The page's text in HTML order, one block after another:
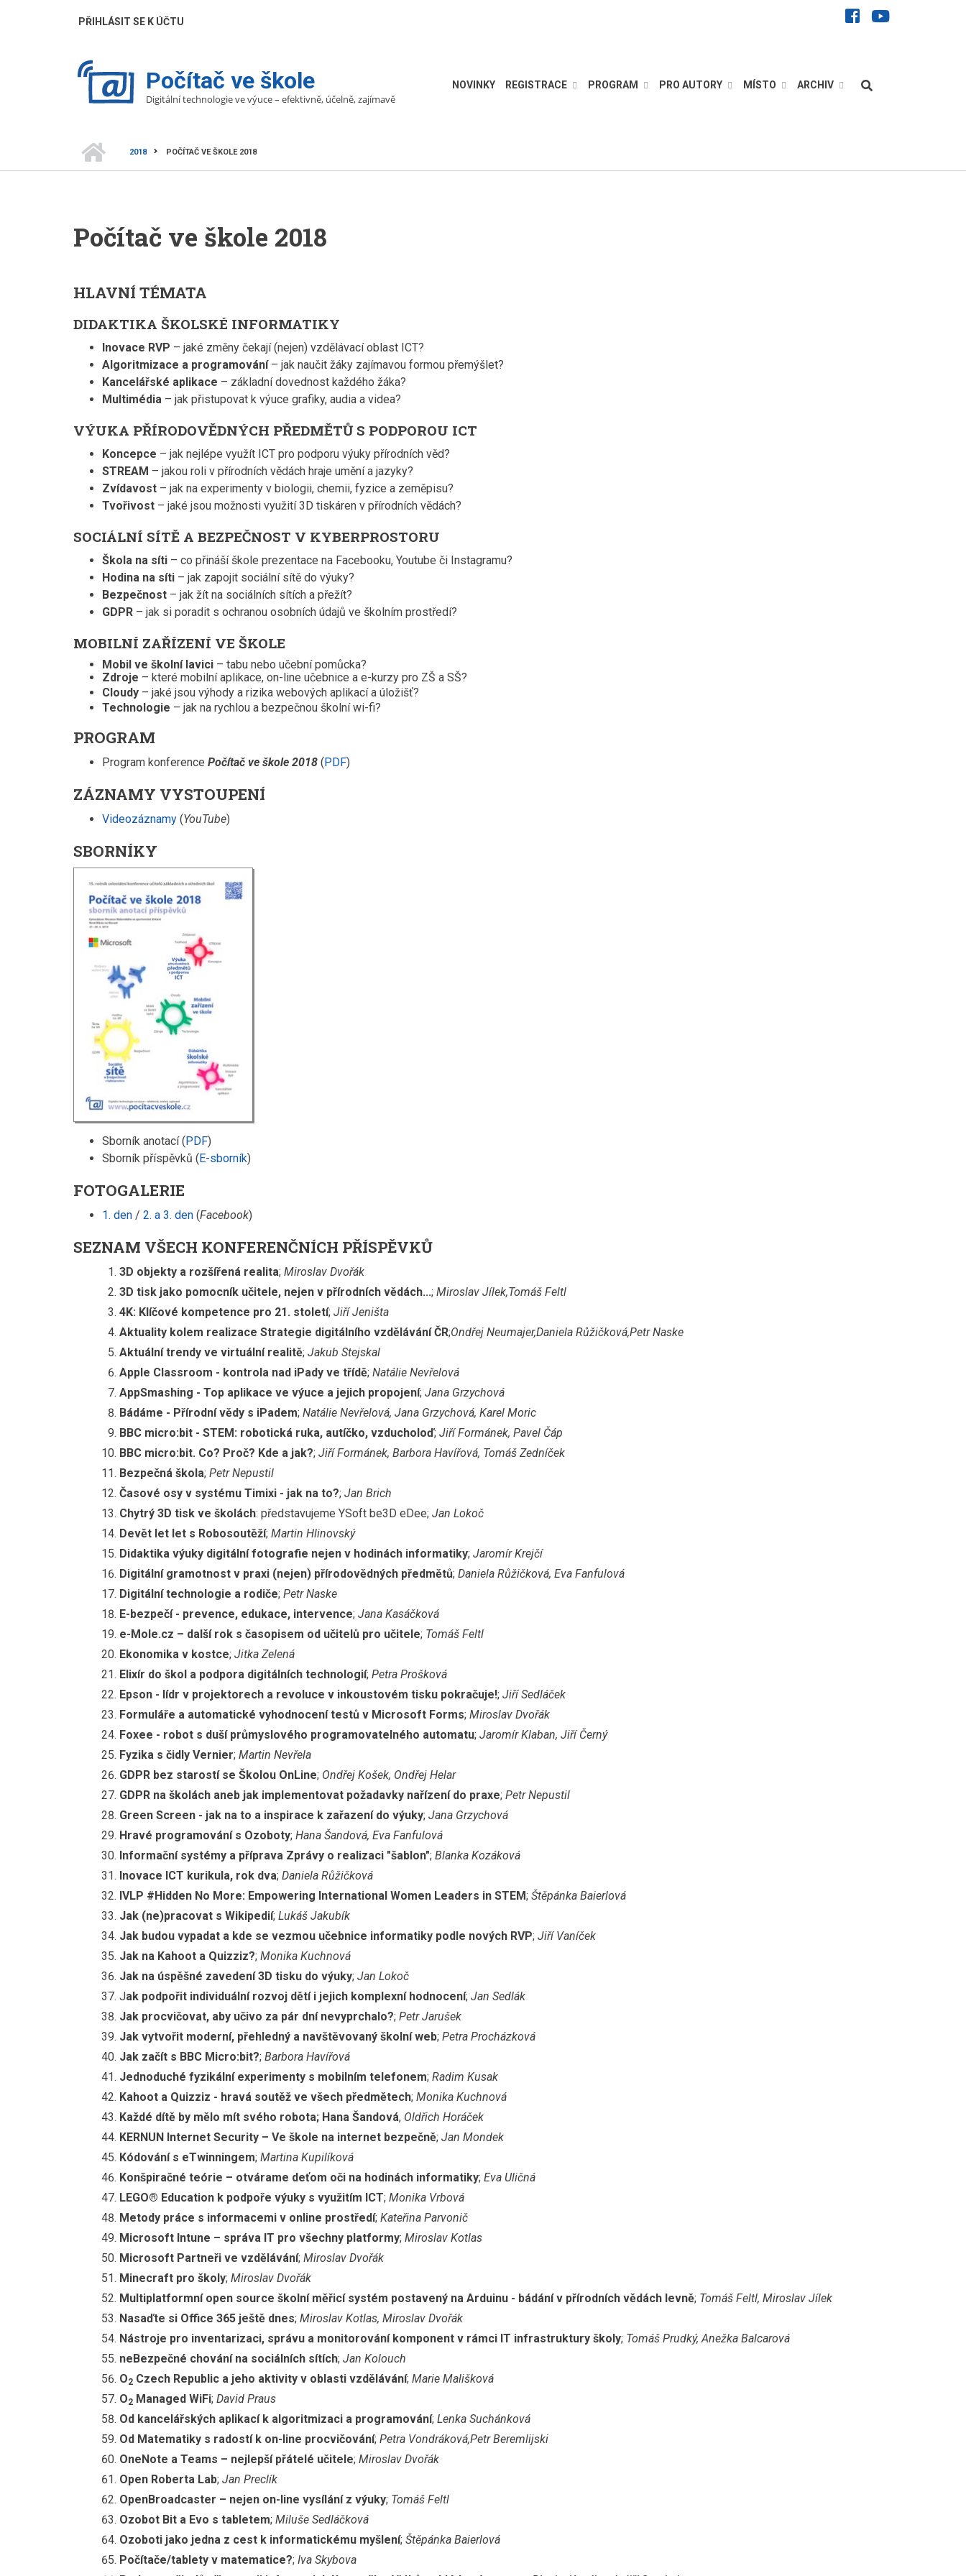
facebookyoutube
UŽIVATELÉ
PŘIHLÁSIT SE K ÚČTU
Počítač ve škole
Digitální technologie ve výuce – efektivně, účelně, zajímavě
Hledat
NOVINKY REGISTRACE PROGRAM PRO AUTORY MÍSTO ARCHIV
DROBEČKOVÁ
2018
POČÍTAČ VE ŠKOLE 2018
Počítač ve škole 2018
HLAVNÍ TÉMATA
DIDAKTIKA ŠKOLSKÉ INFORMATIKY
Inovace RVP – jaké změny čekají (nejen) vzdělávací oblast ICT?
Algoritmizace a programování– jak naučit žáky zajímavou formou přemýšlet?
Kancelářské aplikace – základní dovednost každého žáka?
Multimédia – jak přistupovat k výuce grafiky, audia a videa?
VÝUKA PŘÍRODOVĚDNÝCH PŘEDMĚTŮ S PODPOROU ICT
Koncepce – jak nejlépe využít ICT pro podporu výuky přírodních věd?
STREAM – jakou roli v přírodních vědách hraje umění a jazyky?
Zvídavost – jak na experimenty v biologii, chemii, fyzice a zeměpisu?
Tvořivost – jaké jsou možnosti využití 3D tiskáren v přírodních vědách?
SOCIÁLNÍ SÍTĚ A BEZPEČNOST V KYBERPROSTORU
Škola na síti – co přináší škole prezentace na Facebooku, Youtube či Instagramu?
Hodina na síti – jak zapojit sociální sítě do výuky?
Bezpečnost – jak žít na sociálních sítích a přežít?
GDPR – jak si poradit s ochranou osobních údajů ve školním prostředí?
MOBILNÍ ZAŘÍZENÍ VE ŠKOLE
Mobil ve školní lavici – tabu nebo učební pomůcka?
Zdroje – které mobilní aplikace, on-line učebnice a e-kurzy pro ZŠ a SŠ?
Cloudy – jaké jsou výhody a rizika webových aplikací a úložišť?
Technologie – jak na rychlou a bezpečnou školní wi-fi?
PROGRAM
Program konference Počítač ve škole 2018 (PDF)
ZÁZNAMY VYSTOUPENÍ
Videozáznamy (YouTube)
SBORNÍKY
Sborník anotací ( PDF)
Sborník příspěvků ( E-sborník)
FOTOGALERIE
1. den / 2. a 3. den (Facebook)
SEZNAM VŠECH KONFERENČNÍCH PŘÍSPĚVKŮ
3D objekty a rozšířená realita; Miroslav Dvořák
3D tisk jako pomocník učitele, nejen v přírodních vědách...; Miroslav Jílek,Tomáš Feltl
4K: Klíčové kompetence pro 21. století; Jiří Jeništa
Aktuality kolem realizace Strategie digitálního vzdělávání ČR;Ondřej Neumajer,Daniela Růžičková,Petr Naske
Aktuální trendy ve virtuální realitě; Jakub Stejskal
Apple Classroom - kontrola nad iPady ve třídě; Natálie Nevřelová
AppSmashing - Top aplikace ve výuce a jejich propojení; Jana Grzychová
Bádáme - Přírodní vědy s iPadem; Natálie Nevřelová, Jana Grzychová, Karel Moric
BBC micro:bit - STEM: robotická ruka, autíčko, vzducholoď; Jiří Formánek, Pavel Čáp
BBC micro:bit. Co? Proč? Kde a jak?; Jiří Formánek, Barbora Havířová, Tomáš Zedníček
Bezpečná škola; Petr Nepustil
Časové osy v systému Timixi - jak na to?; Jan Brich
Chytrý 3D tisk ve školách: představujeme YSoft be3D eDee; Jan Lokoč
Devět let let s Robosoutěží; Martin Hlinovský
Didaktika výuky digitální fotografie nejen v hodinách informatiky; Jaromír Krejčí
Digitální gramotnost v praxi (nejen) přírodovědných předmětů; Daniela Růžičková, Eva Fanfulová
Digitální technologie a rodiče; Petr Naske
E-bezpečí - prevence, edukace, intervence; Jana Kasáčková
e-Mole.cz – další rok s časopisem od učitelů pro učitele; Tomáš Feltl
Ekonomika v kostce; Jitka Zelená
Elixír do škol a podpora digitálních technologií; Petra Prošková
Epson - lídr v projektorech a revoluce v inkoustovém tisku pokračuje!; Jiří Sedláček
Formuláře a automatické vyhodnocení testů v Microsoft Forms; Miroslav Dvořák
Foxee - robot s duší průmyslového programovatelného automatu; Jaromír Klaban, Jiří Černý
Fyzika s čidly Vernier; Martin Nevřela
GDPR bez starostí se Školou OnLine; Ondřej Košek, Ondřej Helar
GDPR na školách aneb jak implementovat požadavky nařízení do praxe; Petr Nepustil
Green Screen - jak na to a inspirace k zařazení do výuky; Jana Grzychová
Hravé programování s Ozoboty; Hana Šandová, Eva Fanfulová
Informační systémy a příprava Zprávy o realizaci "šablon"; Blanka Kozáková
Inovace ICT kurikula, rok dva; Daniela Růžičková
IVLP #Hidden No More: Empowering International Women Leaders in STEM; Štěpánka Baierlová
Jak (ne)pracovat s Wikipedií; Lukáš Jakubík
Jak budou vypadat a kde se vezmou učebnice informatiky podle nových RVP; Jiří Vaníček
Jak na Kahoot a Quizziz?; Monika Kuchnová
Jak na úspěšné zavedení 3D tisku do výuky; Jan Lokoč
Jak podpořit individuální rozvoj dětí i jejich komplexní hodnocení; Jan Sedlák
Jak procvičovat, aby učivo za pár dní nevyprchalo?; Petr Jarušek
Jak vytvořit moderní, přehledný a navštěvovaný školní web; Petra Procházková
Jak začít s BBC Micro:bit?; Barbora Havířová
Jednoduché fyzikální experimenty s mobilním telefonem; Radim Kusak
Kahoot a Quizziz - hravá soutěž ve všech předmětech; Monika Kuchnová
Každé dítě by mělo mít svého robota; Hana Šandová, Oldřich Horáček
KERNUN Internet Security – Ve škole na internet bezpečně; Jan Mondek
Kódování s eTwinningem; Martina Kupilíková
Konšpiračné teórie – otvárame deťom oči na hodinách informatiky; Eva Uličná
LEGO® Education k podpoře výuky s využitím ICT; Monika Vrbová
Metody práce s informacemi v online prostředí; Kateřina Parvonič
Microsoft Intune – správa IT pro všechny platformy; Miroslav Kotlas
Microsoft Partneři ve vzdělávání; Miroslav Dvořák
Minecraft pro školy; Miroslav Dvořák
Multiplatformní open source školní měřicí systém postavený na Arduinu - bádání v přírodních vědách levně; Tomáš Feltl, Miroslav Jílek
Nasaďte si Office 365 ještě dnes; Miroslav Kotlas, Miroslav Dvořák
Nástroje pro inventarizaci, správu a monitorování komponent v rámci IT infrastruktury školy; Tomáš Prudký, Anežka Balcarová
neBezpečné chování na sociálních sítích; Jan Kolouch
O2 Czech Republic a jeho aktivity v oblasti vzdělávání; Marie Mališková
O2 Managed WiFi; David Praus
Od kancelářských aplikací k algoritmizaci a programování; Lenka Suchánková
Od Matematiky s radostí k on-line procvičování; Petra Vondráková,Petr Beremlijski
OneNote a Teams – nejlepší přátelé učitele; Miroslav Dvořák
Open Roberta Lab; Jan Preclík
OpenBroadcaster – nejen on-line vysílání z výuky; Tomáš Feltl
Ozobot Bit a Evo s tabletem; Miluše Sedláčková
Ozoboti jako jedna z cest k informatickému myšlení; Štěpánka Baierlová
Počítače/tablety v matematice?; Iva Skybova